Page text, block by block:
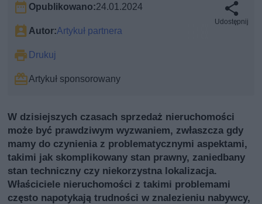
Opublikowano:24.01.2024
Autor:Artykuł partnera
Drukuj
Artykuł sponsorowany
Udostępnij
W dzisiejszych czasach sprzedaż nieruchomości
może być prawdziwym wyzwaniem, zwłaszcza gdy
mamy do czynienia z problematycznymi aspektami,
takimi jak skomplikowany stan prawny, zaniedbany
stan techniczny czy niekorzystna lokalizacja.
Właściciele nieruchomości z takimi problemami
często napotykają trudności w znalezieniu nabywcy,